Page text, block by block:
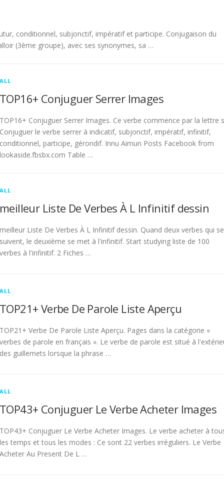
conditionnel, subjonctif, impératif et participe. Conjugaison du
(3ème groupe), avec ses synonymes, sa …
ALL
TOP16+ Conjuguer Serrer Images
TOP16+ Conjuguer Serrer Images. Ce verbe commence par la lettre
Conjuguer le verbe serrer à indicatif, subjonctif, impératif, infinitif,
conditionnel, participe, gérondif. Innu Aimun Posts Facebook from
lookaside.fbsbx.com Table …
ALL
meilleur Liste De Verbes À L Infinitif dessin
meilleur Liste De Verbes À L Infinitif dessin. Quand deux verbes qui se
suivent, le deuxième se met à l'infinitif. Start studying liste de 100
verbes à l'infinitif. 2 Fiches …
ALL
TOP21+ Verbe De Parole Liste Aperçu
TOP21+ Verbe De Parole Liste Aperçu. Pages dans la catégorie «
verbes de parole en français ». Le verbe de parole est situé à
des guillemets lorsque la phrase …
ALL
TOP43+ Conjuguer Le Verbe Acheter Images
TOP43+ Conjuguer Le Verbe Acheter Images. Le verbe acheter à
les temps et tous les modes : Ce sont 22 verbes irréguliers. Le Verbe
Acheter Au Present De L …